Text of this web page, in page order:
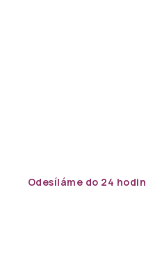
Odesíláme do 24 hodin